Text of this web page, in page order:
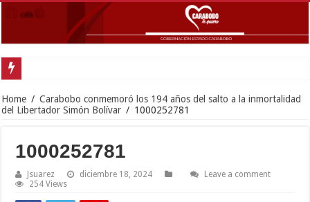
Home / Carabobo conmemoró los 194 años del salto a la inmortalidad
del Libertador Simón Bolívar / 1000252781
1000252781
Jsuarez diciembre 18, 2024
Leave a comment
254 Views